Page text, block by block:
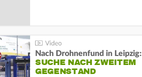
Nach Drohnenfund in Leipzig:
SUCHE NACH ZWEITEM
GEGENSTAND